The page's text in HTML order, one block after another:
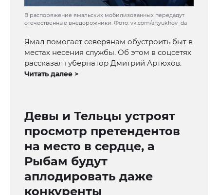
В распоряжение ямальских мобилизованных передадут
отечественные внедорожники. Фото: vk.com/artyukhov_da
Ямал помогает северянам обустроить быт в
местах несения службы. Об этом в соцсетях
рассказал губернатор Дмитрий Артюхов.
Читать далее >
Девы и Тельцы устроят
просмотр претендентов
на место в сердце, а
Рыбам будут
аплодировать даже
конкуренты